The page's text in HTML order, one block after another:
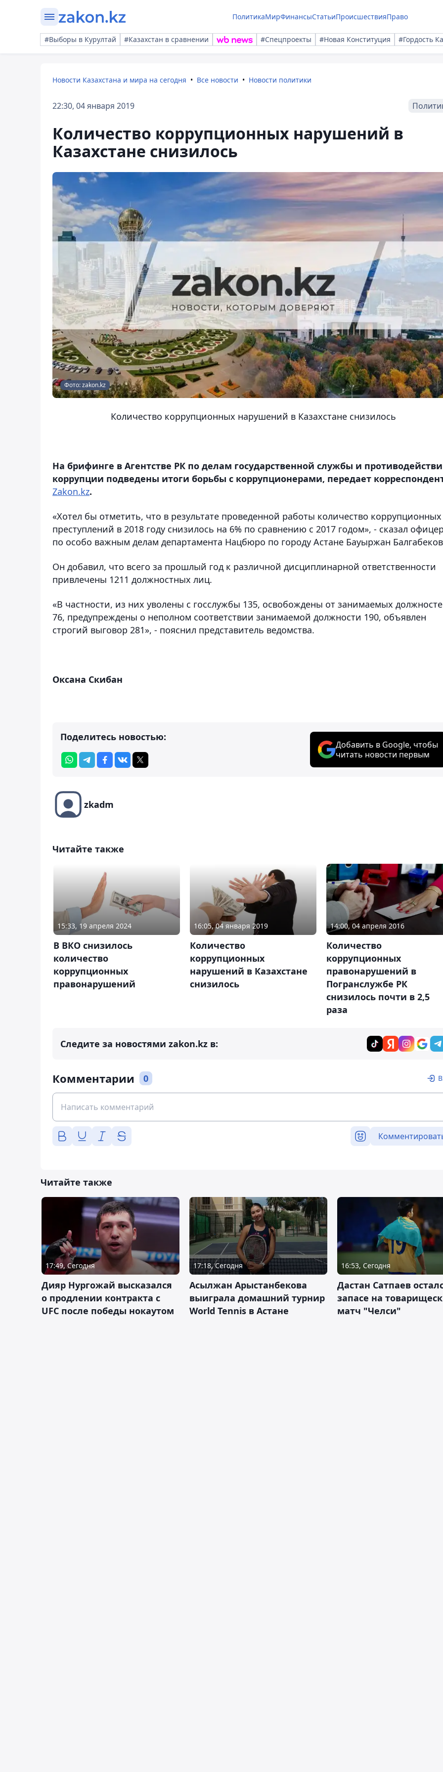
ПолитикаМирФинансыСтатьиПроисшествияПраво
#Выборы в Курултай #Казахстан в сравнении #Спецпроекты #Новая Конституция #Гордость
Новости Казахстана и мира на сегодня Все новости Новости политики
22:30, 04 января 2019
Количество коррупционных нарушений в
Казахстане снизилось
Фото: zakon.kz
Количество коррупционных нарушений в Казахстане снизилось
На брифинге в Агентстве РК по делам государственной службы и
коррупции подведены итоги борьбы с коррупционерами, передает
Zakon.kz.
«Хотел бы отметить, что в результате проведенной работы количество коррупционных
преступлений в 2018 году снизилось на 6% по сравнению с 2017 годом», - сказал
по особо важным делам департамента Нацбюро по городу Астане Бауыржан
Он добавил, что всего за прошлый год к различной дисциплинарной ответственности
привлечены 1211 должностных лиц.
«В частности, из них уволены с госслужбы 135, освобождены от занимаемых
76, предупреждены о неполном соответствии занимаемой должности 190, объявлен
строгий выговор 281», - пояснил представитель ведомства.
Оксана Скибан
Поделитесь новостью:
Добавить в Google, чтобы
читать новости первым
zkadm
Читайте также
15:33, 19 апреля 2024
В ВКО снизилось
количество
коррупционных
правонарушений
16:05, 04 января 2019
Количество
коррупционных
нарушений в Казахстане
снизилось
14:00, 04 апреля 2016
Количество
коррупционных
правонарушений в
Погранслужбе РК
снизилось почти в 2,5
раза
Следите за новостями zakon.kz в:
Комментарии 0
Читайте также
17:49, Сегодня
Дияр Нургожай высказался
о продлении контракта с
UFC после победы нокаутом
17:18, Сегодня
Асылжан Арыстанбекова
выиграла домашний турнир
World Tennis в Астане
16:53, Сегодня
Дастан Сатпаев
запасе на
матч "Челси"